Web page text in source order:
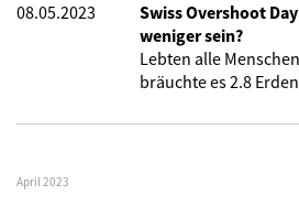
08.05.2023
Swiss Overshoot
weniger sein?
Lebten alle
bräuchte es 2.8
April 2023